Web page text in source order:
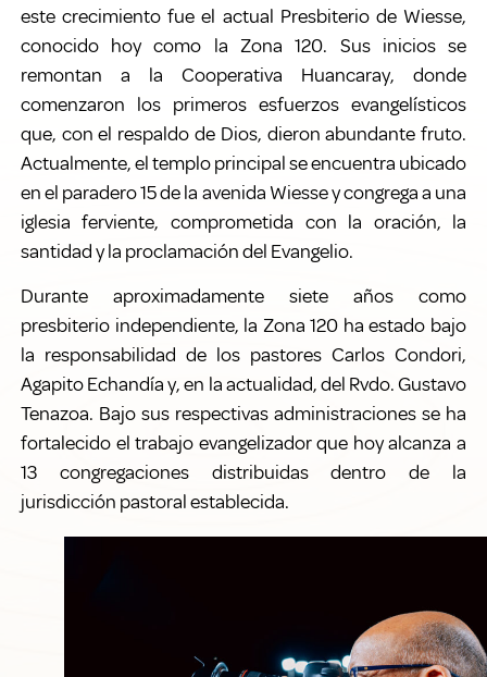
este crecimiento fue el actual Presbiterio de Wiesse,
conocido hoy como la Zona 120. Sus inicios se
remontan a la Cooperativa Huancaray, donde
comenzaron los primeros esfuerzos evangelísticos
que, con el respaldo de Dios, dieron abundante fruto.
Actualmente, el templo principal se encuentra ubicado
en el paradero 15 de la avenida Wiesse y congrega a una
iglesia ferviente, comprometida con la oración, la
santidad y la proclamación del Evangelio.
Durante aproximadamente siete años como
presbiterio independiente, la Zona 120 ha estado bajo
la responsabilidad de los pastores Carlos Condori,
Agapito Echandía y, en la actualidad, del Rvdo. Gustavo
Tenazoa. Bajo sus respectivas administraciones se ha
fortalecido el trabajo evangelizador que hoy alcanza a
13 congregaciones distribuidas dentro de la
jurisdicción pastoral establecida.